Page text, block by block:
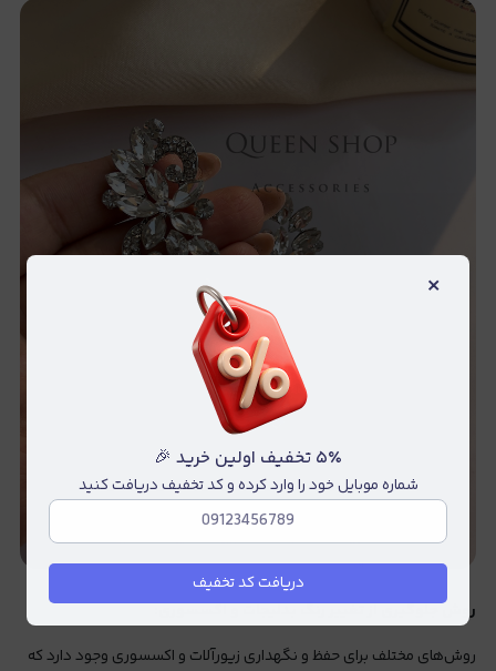
روشجلوگیریازتغییررنگبدلیجاتواکسسوری:
روش‌های مختلف برای حفظ و نگهداری زیورآلات و اکسسوری وجود دارد که
×
۵٪ تخفیف اولین خرید 🎉
شماره موبایل خود را وارد کرده و کد تخفیف دریافت کنید
دریافت کد تخفیف